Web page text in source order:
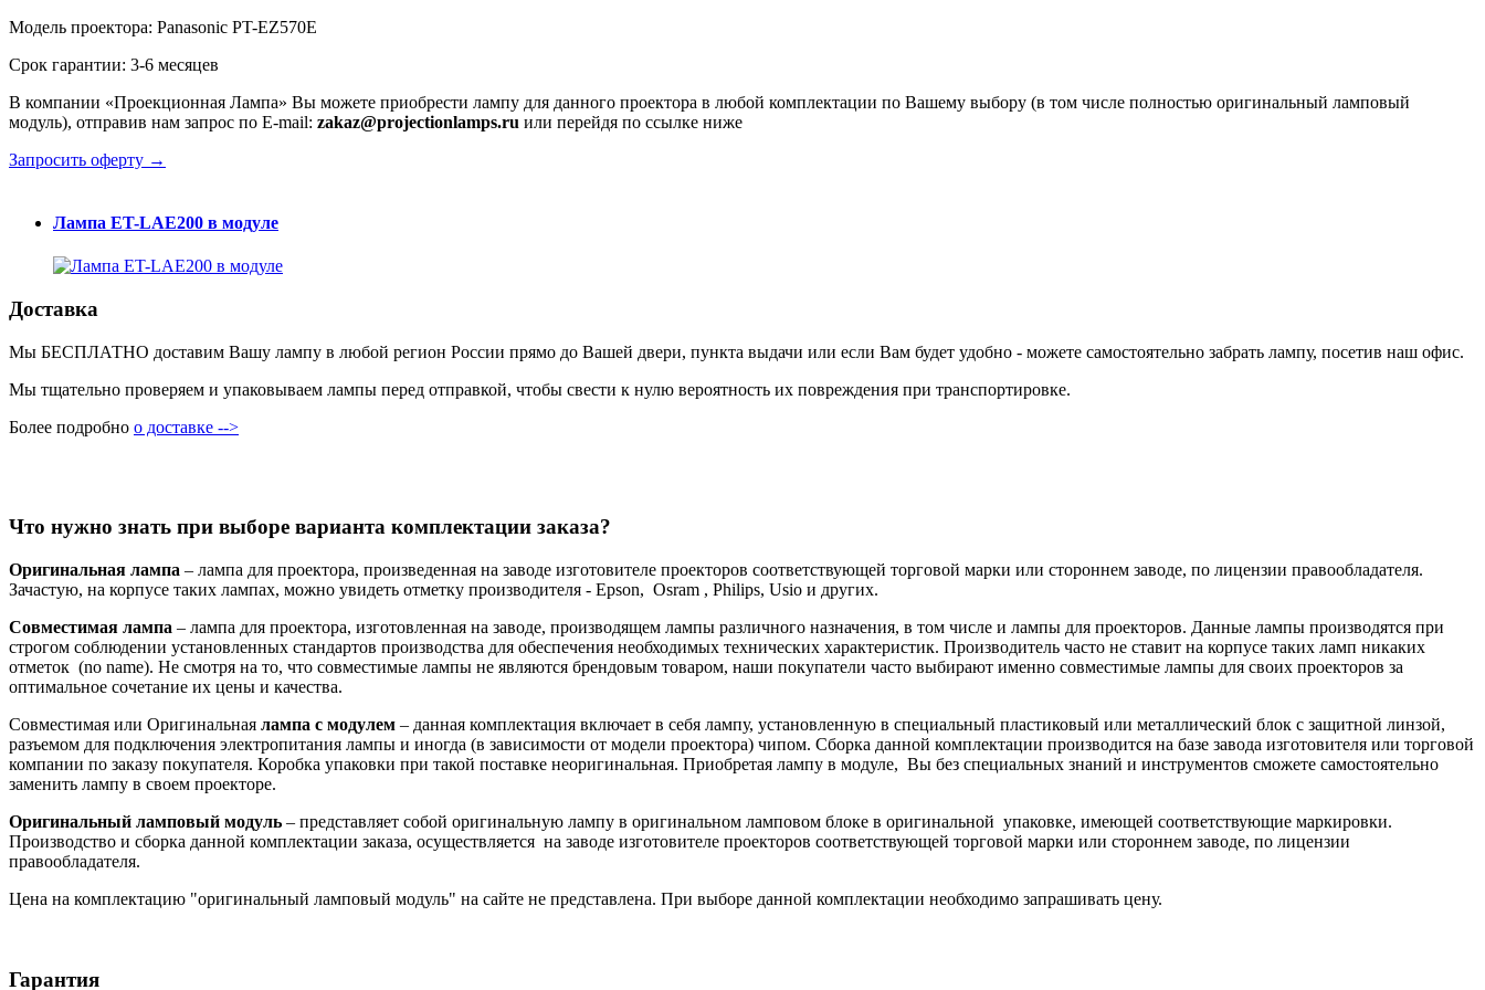
Модель проектора: Panasonic PT-EZ570E
Срок гарантии: 3-6 месяцев
В компании «Проекционная Лампа» Вы можете приобрести лампу для данного проектора в любой комплектации по Вашему выбору (в том числе полностью оригинальный ламповый
модуль), отправив нам запрос по E-mail: zakaz@projectionlamps.ru или перейдя по ссылке ниже
Запросить оферту →
Лампа ET-LAE200 в модуле
Доставка
Мы БЕСПЛАТНО доставим Вашу лампу в любой регион России прямо до Вашей двери, пункта выдачи или если Вам будет удобно - можете самостоятельно забрать лампу, посетив наш офис.
Мы тщательно проверяем и упаковываем лампы перед отправкой, чтобы свести к нулю вероятность их повреждения при транспортировке.
Более подробно о доставке -->
Что нужно знать при выборе варианта комплектации заказа?
Оригинальная лампа – лампа для проектора, произведенная на заводе изготовителе проекторов соответствующей торговой марки или стороннем заводе, по лицензии правообладателя.
Зачастую, на корпусе таких лампах, можно увидеть отметку производителя - Epson, Osram , Philips, Usio и других.
Совместимая лампа – лампа для проектора, изготовленная на заводе, производящем лампы различного назначения, в том числе и лампы для проекторов. Данные лампы производятся при
строгом соблюдении установленных стандартов производства для обеспечения необходимых технических характеристик. Производитель часто не ставит на корпусе таких ламп никаких
отметок (no name). Не смотря на то, что совместимые лампы не являются брендовым товаром, наши покупатели часто выбирают именно совместимые лампы для своих проекторов за
оптимальное сочетание их цены и качества.
Совместимая или Оригинальная лампа с модулем – данная комплектация включает в себя лампу, установленную в специальный пластиковый или металлический блок с защитной линзой,
разъемом для подключения электропитания лампы и иногда (в зависимости от модели проектора) чипом. Сборка данной комплектации производится на базе завода изготовителя или торговой
компании по заказу покупателя. Коробка упаковки при такой поставке неоригинальная. Приобретая лампу в модуле, Вы без специальных знаний и инструментов сможете самостоятельно
заменить лампу в своем проекторе.
Оригинальный ламповый модуль – представляет собой оригинальную лампу в оригинальном ламповом блоке в оригинальной упаковке, имеющей соответствующие маркировки.
Производство и сборка данной комплектации заказа, осуществляется на заводе изготовителе проекторов соответствующей торговой марки или стороннем заводе, по лицензии
правообладателя.
Цена на комплектацию "оригинальный ламповый модуль" на сайте не представлена. При выборе данной комплектации необходимо запрашивать цену.
Гарантия